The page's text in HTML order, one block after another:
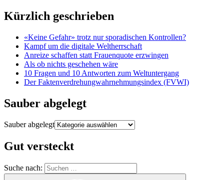
Kürzlich geschrieben
«Keine Gefahr» trotz nur sporadischen Kontrollen?
Kampf um die digitale Weltherrschaft
Anreize schaffen statt Frauenquote erzwingen
Als ob nichts geschehen wäre
10 Fragen und 10 Antworten zum Weltuntergang
Der Faktenverdrehungwahrnehmungsindex (FVWI)
Sauber abgelegt
Sauber abgelegt
Gut versteckt
Suche nach: